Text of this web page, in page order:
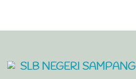
SLB NEGERI SAMPANG